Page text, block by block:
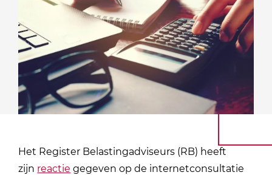
Het Register Belastingadviseurs (RB) heeft
zijn reactie gegeven op de internetconsultatie